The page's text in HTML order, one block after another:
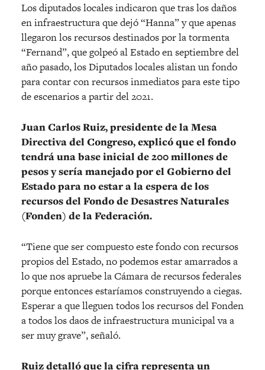
Los diputados locales indicaron que tras los daños
en infraestructura que dejó “Hanna” y que apenas
llegaron los recursos destinados por la tormenta
“Fernand”, que golpeó al Estado en septiembre del
año pasado, los Diputados locales alistan un fondo
para contar con recursos inmediatos para este tipo
de escenarios a partir del 2021.
Juan Carlos Ruiz, presidente de la Mesa
Directiva del Congreso, explicó que el fondo
tendrá una base inicial de 200 millones de
pesos y sería manejado por el Gobierno del
Estado para no estar a la espera de los
recursos del Fondo de Desastres Naturales
(Fonden) de la Federación.
“Tiene que ser compuesto este fondo con recursos
propios del Estado, no podemos estar amarrados a
lo que nos apruebe la Cámara de recursos federales
porque entonces estaríamos construyendo a ciegas.
Esperar a que lleguen todos los recursos del Fonden
a todos los daos de infraestructura municipal va a
ser muy grave”, señaló.
Ruiz detalló que la cifra representa un